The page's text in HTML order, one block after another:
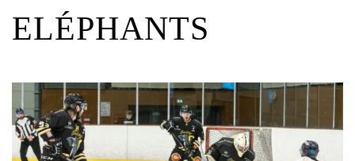
ELÉPHANTS